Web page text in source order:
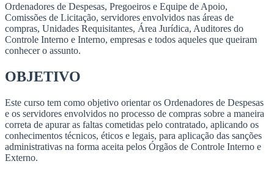
Ordenadores de Despesas, Pregoeiros e Equipe de Apoio,
Comissões de Licitação, servidores envolvidos nas áreas de
compras, Unidades Requisitantes, Área Jurídica, Auditores do
Controle Interno e Interno, empresas e todos aqueles que queiram
conhecer o assunto.
OBJETIVO
Este curso tem como objetivo orientar os Ordenadores de Despesas
e os servidores envolvidos no processo de compras sobre a maneira
correta de apurar as faltas cometidas pelo contratado, aplicando os
conhecimentos técnicos, éticos e legais, para aplicação das sanções
administrativas na forma aceita pelos Órgãos de Controle Interno e
Externo.